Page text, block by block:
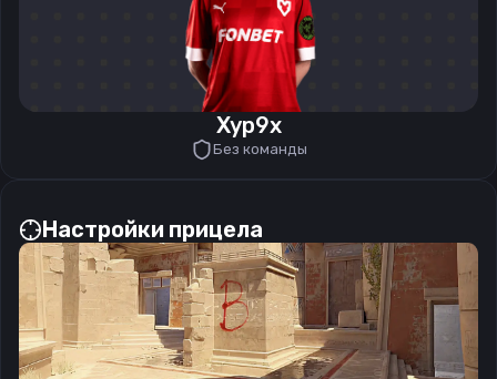
Xyp9x
Без команды
Настройки прицела